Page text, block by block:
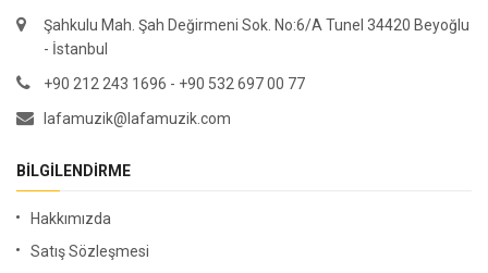
Şahkulu Mah. Şah Değirmeni Sok. No:6/A Tunel 34420 Beyoğlu
- İstanbul
+90 212 243 1696 - +90 532 697 00 77
lafamuzik@lafamuzik.com
BILGILENDIRME
Hakkımızda
Satış Sözleşmesi